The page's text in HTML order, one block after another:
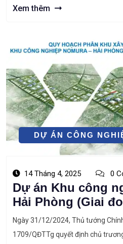
tấn/năm) đã được Ban quản lý khu
Xem thêm
DỰ ÁN CÔNG
14 Tháng 4, 2025 0
Dự án Khu công
Hải Phòng (Giai
Ngày 31/12/2024, Thủ tướng
1709/QĐTTg quyết định chủ